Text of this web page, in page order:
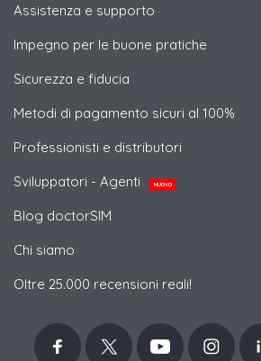
Assistenza e supporto
Impegno per le buone pratiche
Sicurezza e fiducia
Metodi di pagamento sicuri al 100%
Professionisti e distributori
Sviluppatori - Agenti
NUOVO
Blog doctorSIM
Chi siamo
Oltre 25.000 recensioni reali!